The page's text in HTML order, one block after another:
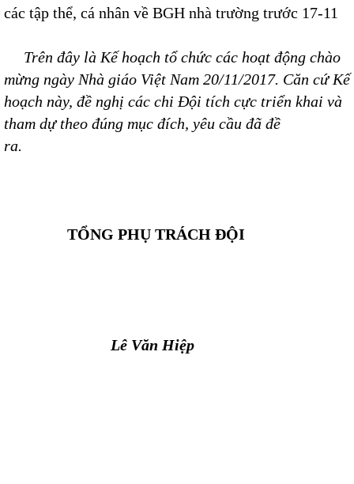
các tập thể, cá nhân về BGH nhà trường trước 17-11
Trên đây là Kế hoạch tổ chức các hoạt động chào
mừng ngày Nhà giáo Việt Nam 20/11/2017. Căn cứ Kế
hoạch này, đề nghị các chi Đội tích cực triển khai và
tham dự theo đúng mục đích, yêu cầu đã đề
ra.
TỔNG PHỤ TRÁCH ĐỘI
Lê Văn Hiệp